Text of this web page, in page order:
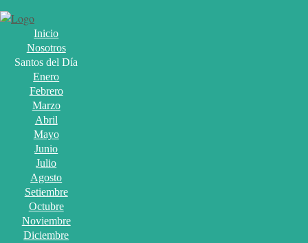
Inicio
Nosotros
Santos del Día
Enero
Febrero
Marzo
Abril
Mayo
Junio
Julio
Agosto
Setiembre
Octubre
Noviembre
Diciembre